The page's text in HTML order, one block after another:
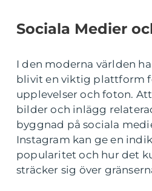
Sociala Medier
I den moderna världen
blivit en viktig plattform
upplevelser och foton.
bilder och inlägg
byggnad på sociala
Instagram kan ge en
popularitet och hur det
sträcker sig över